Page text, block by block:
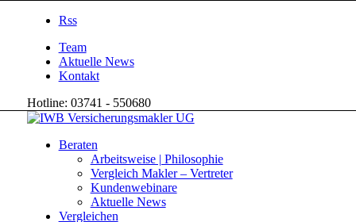
Rss
Team
Aktuelle News
Kontakt
Hotline: 03741 - 550680
Beraten
Arbeitsweise | Philosophie
Vergleich Makler – Vertreter
Kundenwebinare
Aktuelle News
Vergleichen